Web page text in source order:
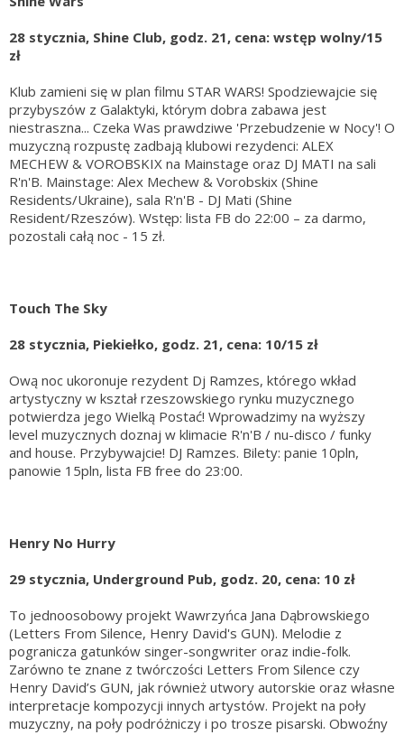
28 stycznia, Shine Club, godz. 21, cena: wstęp wolny/15
zł
Klub zamieni się w plan filmu STAR WARS! Spodziewajcie się
przybyszów z Galaktyki, którym dobra zabawa jest
niestraszna... Czeka Was prawdziwe 'Przebudzenie w Nocy'! O
muzyczną rozpustę zadbają klubowi rezydenci: ALEX
MECHEW & VOROBSKIX na Mainstage oraz DJ MATI na sali
R'n'B. Mainstage: Alex Mechew & Vorobskix (Shine
Residents/Ukraine), sala R'n'B - DJ Mati (Shine
Resident/Rzeszów). Wstęp: lista FB do 22:00 – za darmo,
pozostali całą noc - 15 zł.
Touch The Sky
28 stycznia, Piekiełko, godz. 21, cena: 10/15 zł
Ową noc ukoronuje rezydent Dj Ramzes, którego wkład
artystyczny w kształ rzeszowskiego rynku muzycznego
potwierdza jego Wielką Postać! Wprowadzimy na wyższy
level muzycznych doznaj w klimacie R'n'B / nu-disco / funky
and house. Przybywajcie! DJ Ramzes. Bilety: panie 10pln,
panowie 15pln, lista FB free do 23:00.
Henry No Hurry
29 stycznia, Underground Pub, godz. 20, cena: 10 zł
To jednoosobowy projekt Wawrzyńca Jana Dąbrowskiego
(Letters From Silence, Henry David's GUN). Melodie z
pogranicza gatunków singer-songwriter oraz indie-folk.
Zarówno te znane z twórczości Letters From Silence czy
Henry David’s GUN, jak również utwory autorskie oraz własne
interpretacje kompozycji innych artystów. Projekt na poły
muzyczny, na poły podróżniczy i po trosze pisarski. Obwoźny